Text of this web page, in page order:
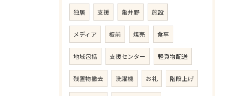
独居 支援 亀井野 施設
メディア 板前 焼売 食事
地域包括 支援センター 軽貨物配送
残置物撤去 洗濯機 お礼 階段上げ